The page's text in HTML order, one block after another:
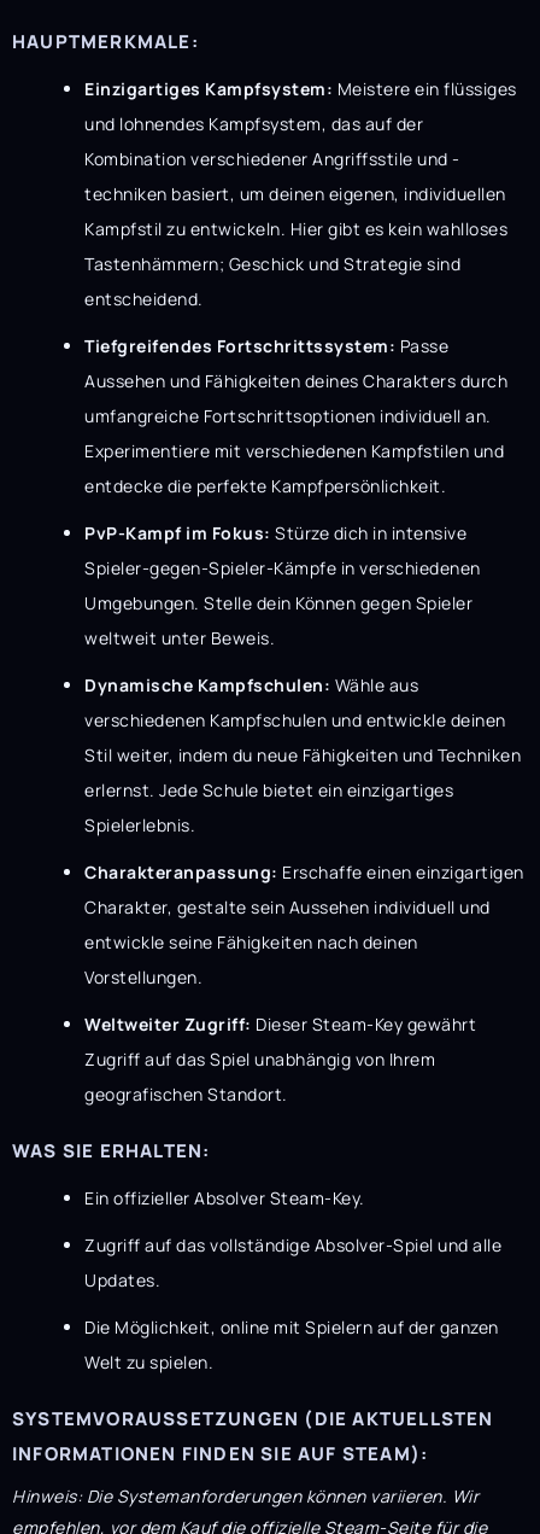
HAUPTMERKMALE:
Einzigartiges Kampfsystem: Meistere ein flüssiges
und lohnendes Kampfsystem, das auf der
Kombination verschiedener Angriffsstile und -
techniken basiert, um deinen eigenen, individuellen
Kampfstil zu entwickeln. Hier gibt es kein wahlloses
Tastenhämmern; Geschick und Strategie sind
entscheidend.
Tiefgreifendes Fortschrittssystem: Passe
Aussehen und Fähigkeiten deines Charakters durch
umfangreiche Fortschrittsoptionen individuell an.
Experimentiere mit verschiedenen Kampfstilen und
entdecke die perfekte Kampfpersönlichkeit.
PvP-Kampf im Fokus: Stürze dich in intensive
Spieler-gegen-Spieler-Kämpfe in verschiedenen
Umgebungen. Stelle dein Können gegen Spieler
weltweit unter Beweis.
Dynamische Kampfschulen: Wähle aus
verschiedenen Kampfschulen und entwickle deinen
Stil weiter, indem du neue Fähigkeiten und Techniken
erlernst. Jede Schule bietet ein einzigartiges
Spielerlebnis.
Charakteranpassung: Erschaffe einen einzigartigen
Charakter, gestalte sein Aussehen individuell und
entwickle seine Fähigkeiten nach deinen
Vorstellungen.
Weltweiter Zugriff: Dieser Steam-Key gewährt
Zugriff auf das Spiel unabhängig von Ihrem
geografischen Standort.
WAS SIE ERHALTEN:
Ein offizieller Absolver Steam-Key.
Zugriff auf das vollständige Absolver-Spiel und alle
Updates.
Die Möglichkeit, online mit Spielern auf der ganzen
Welt zu spielen.
SYSTEMVORAUSSETZUNGEN (DIE AKTUELLSTEN
INFORMATIONEN FINDEN SIE AUF STEAM):
Hinweis: Die Systemanforderungen können variieren. Wir
empfehlen, vor dem Kauf die offizielle Steam-Seite für die